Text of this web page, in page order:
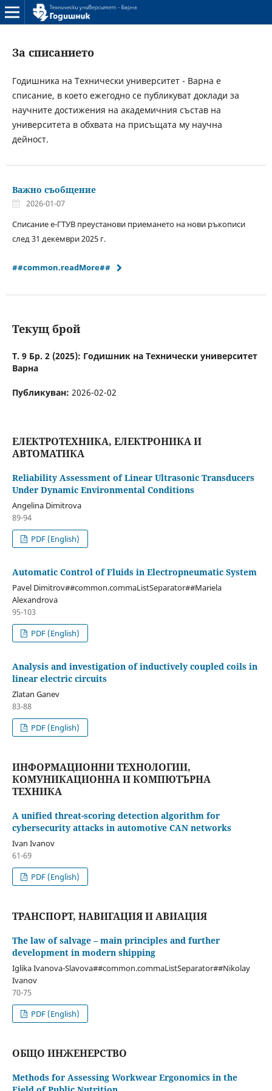
За списанието
Годишника на Технически университет - Варна е
списание, в което ежегодно се публикуват доклади за
научните достижения на академичния състав на
университета в обхвата на присъщата му научна
дейност.
Важно съобщение
2026-01-07
Списание е-ГТУВ преустанови приемането на нови ръкописи
след 31 декември 2025 г.
##common.readMore##
Текущ брой
Т. 9 Бр. 2 (2025): Годишник на Технически университет
Варна
Публикуван: 2026-02-02
ЕЛЕКТРОТЕХНИКА, ЕЛЕКТРОНИКА И
АВТОМАТИКА
Reliability Assessment of Linear Ultrasonic Transducers
Under Dynamic Environmental Conditions
Angelina Dimitrova
89-94
PDF (English)
Automatic Control of Fluids in Electropneumatic System
Pavel Dimitrov##common.commaListSeparator##Mariela
Alexandrova
95-103
PDF (English)
Analysis and investigation of inductively coupled coils in
linear electric circuits
Zlatan Ganev
83-88
PDF (English)
ИНФОРМАЦИОННИ ТЕХНОЛОГИИ,
КОМУНИКАЦИОННА И КОМПЮТЪРНА
ТЕХНИКА
A unified threat-scoring detection algorithm for
cybersecurity attacks in automotive CAN networks
Ivan Ivanov
61-69
PDF (English)
ТРАНСПОРТ, НАВИГАЦИЯ И АВИАЦИЯ
The law of salvage – main principles and further
development in modern shipping
Iglika Ivanova-Slavova##common.commaListSeparator##Nikolay
Ivanov
70-75
PDF (English)
ОБЩО ИНЖЕНЕРСТВО
Methods for Assessing Workwear Ergonomics in the